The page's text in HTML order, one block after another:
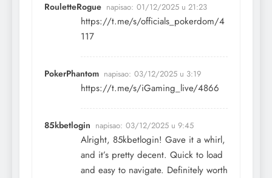
RouletteRogue napisao: 01/12/2025 u 21:23
https://t.me/s/officials_pokerdom/4
117
PokerPhantom napisao: 03/12/2025 u 3:19
https://t.me/s/iGaming_live/4866
85kbetlogin napisao: 03/12/2025 u 9:45
Alright, 85kbetlogin! Gave it a whirl,
and it’s pretty decent. Quick to load
and easy to navigate. Definitely worth